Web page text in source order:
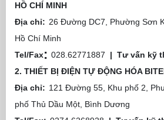
HỒ CHÍ MINH
Địa chỉ: 26 Đường DC7, Phường Sơn
Hồ Chí Minh
Tel/Fax: 028.62771887 | Tư vấn kỹ
2. THIẾT BỊ ĐIỆN TỰ ĐỘNG HÓA
Địa chỉ: 121 Đường 55, Khu phố 2,
phố Thủ Dầu Một, Bình Dương